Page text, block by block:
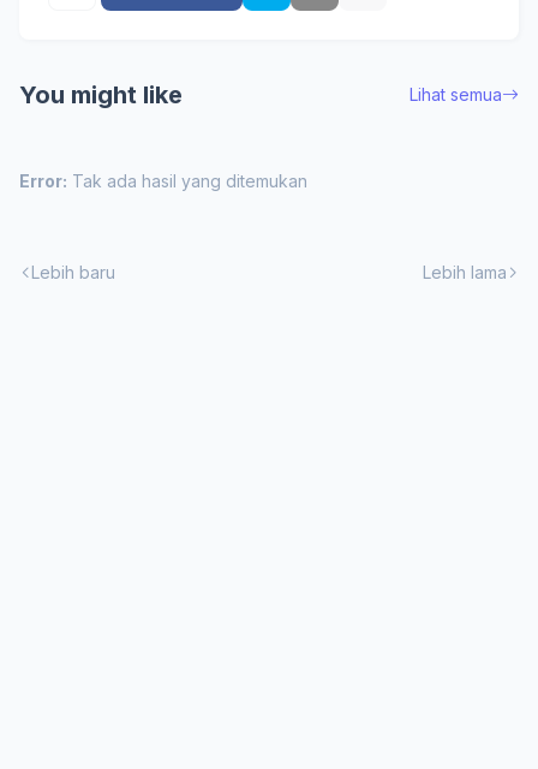
You might like Lihat semua
Error: Tak ada hasil yang ditemukan
Lebih baru Lebih lama